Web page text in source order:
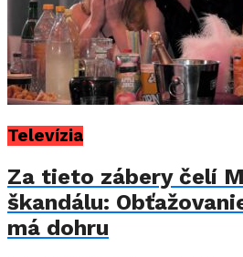
Televízia
Za tieto zábery čelí
škandálu:
má dohru